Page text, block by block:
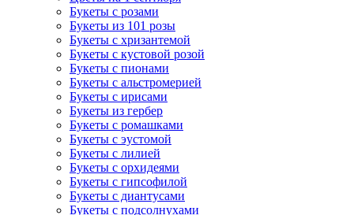
Букеты с розами
Букеты из 101 розы
Букеты с хризантемой
Букеты с кустовой розой
Букеты с пионами
Букеты с альстромерией
Букеты с ирисами
Букеты из гербер
Букеты с ромашками
Букеты с эустомой
Букеты с лилией
Букеты с орхидеями
Букеты с гипсофилой
Букеты с диантусами
Букеты с подсолнухами